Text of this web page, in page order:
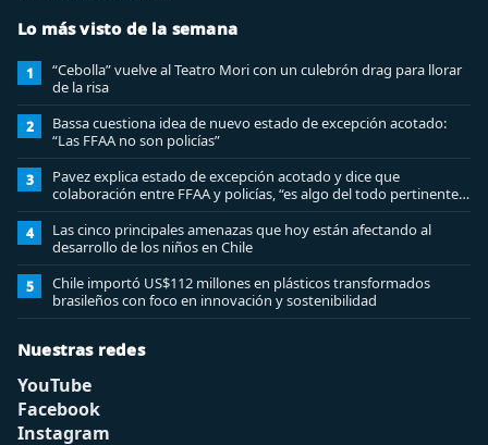
Lo más visto de la semana
1
“Cebolla” vuelve al Teatro Mori con un culebrón drag para llorar
de la risa
2
Bassa cuestiona idea de nuevo estado de excepción acotado:
“Las FFAA no son policías”
3
Pavez explica estado de excepción acotado y dice que
colaboración entre FFAA y policías, “es algo del todo pertinente
analizar”
4
Las cinco principales amenazas que hoy están afectando al
desarrollo de los niños en Chile
5
Chile importó US$112 millones en plásticos transformados
brasileños con foco en innovación y sostenibilidad
Nuestras redes
YouTube
Facebook
Instagram